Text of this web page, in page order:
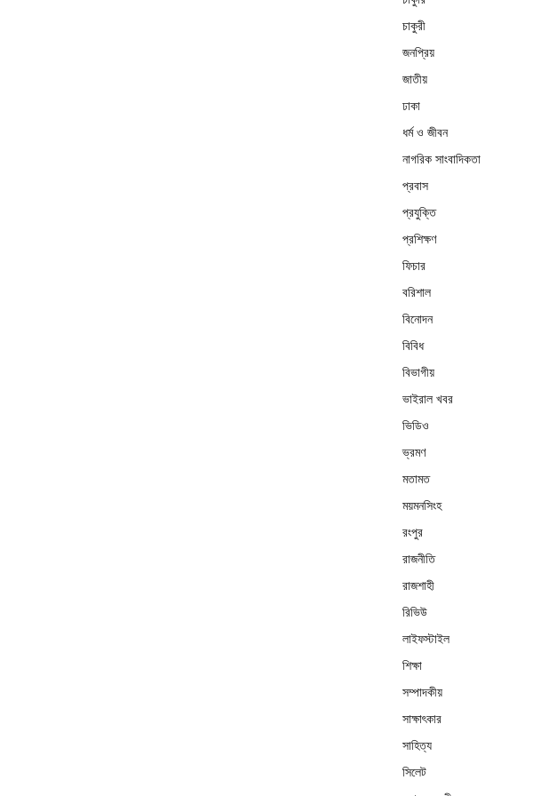
চাকুরী
জনপ্রিয়
জাতীয়
ঢাকা
ধর্ম ও জীবন
নাগরিক সাংবাদিকতা
প্রবাস
প্রযুক্তি
প্রশিক্ষণ
ফিচার
বরিশাল
বিনোদন
বিবিধ
বিভাগীয়
ভাইরাল খবর
ভিডিও
ভ্রমণ
মতামত
ময়মনসিংহ
রংপুর
রাজনীতি
রাজশাহী
রিভিউ
লাইফস্টাইল
শিক্ষা
সম্পাদকীয়
সাক্ষাৎকার
সাহিত্য
সিলেট